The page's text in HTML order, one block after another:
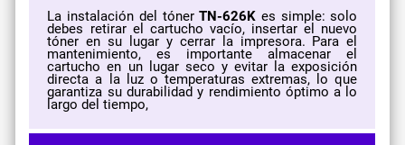
La instalación del tónerTN-626K es simple: solo
debes retirar el cartucho vacío, insertar el nuevo
tóner en su lugar y cerrar la impresora. Para el
mantenimiento, es importante almacenar el
cartucho en un lugar seco y evitar la exposición
directa a la luz o temperaturas extremas, lo que
garantiza su durabilidad y rendimiento óptimo a lo
largo del tiempo,